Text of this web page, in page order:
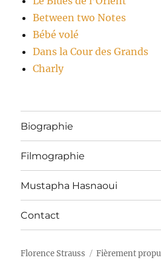
Between two Notes
Bébé volé
Dans la Cour des Grands
Charly
Biographie
Filmographie
Mustapha Hasnaoui
Contact
Florence Strauss Fièrement